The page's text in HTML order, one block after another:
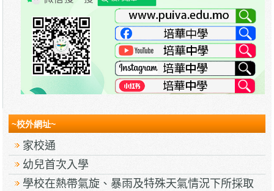
~校外網址~
家校通
幼兒首次入學
學校在熱帶氣旋、暴雨及特殊天氣情況下所採取